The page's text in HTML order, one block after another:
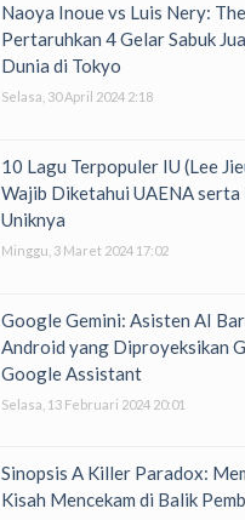
Naoya Inoue vs Luis Nery:
Pertaruhkan 4 Gelar Sabuk
Dunia di Tokyo
Selasa, 30 April 2024 2:18
10 Lagu Terpopuler IU (Lee
Wajib Diketahui UAENA serta
Uniknya
Minggu, 3 Maret 2024 17:02
Google Gemini: Asisten AI
Android yang Diproyeksikan
Google Assistant
Selasa, 13 Februari 2024 20:01
Sinopsis A Killer Paradox:
Kisah Mencekam di Balik